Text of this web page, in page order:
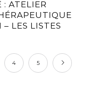
: ATELIER
– LES LISTES
4 5